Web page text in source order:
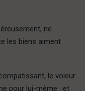
ne
les biens aiment
le voleur
pour lui-même ; et